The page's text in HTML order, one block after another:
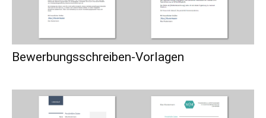
Bewerbungsschreiben-Vorlagen